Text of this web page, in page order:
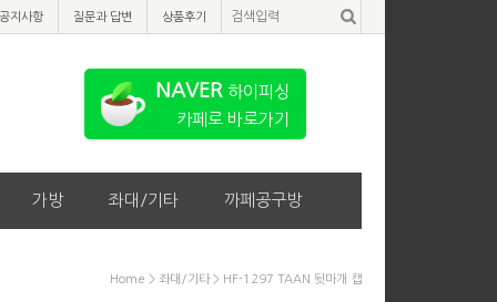
공지사항 질문과 답변 상품후기
가방 좌대/기타 까페공구방
NAVER 하이피싱
카페로 바로가기
Home > 좌대/기타> HF-1297 TAAN 뒷마개 캡